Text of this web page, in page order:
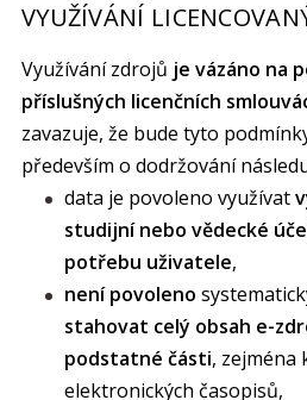
VYUŽÍVÁNÍ
Využívání zdrojů je vázáno na
příslušných licenčních
zavazuje, že bude tyto
především o dodržování
data je povoleno využívat
studijní nebo vědecké
potřebu uživatele,
není povoleno
stahovat celý obsah e-
podstatné části, zejména
elektronických časopisů,